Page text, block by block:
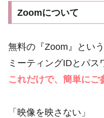
Zoomについて
無料の『Zoom』とい
ミーティングIDとパス
これだけで、簡単にご
「映像を映さない」